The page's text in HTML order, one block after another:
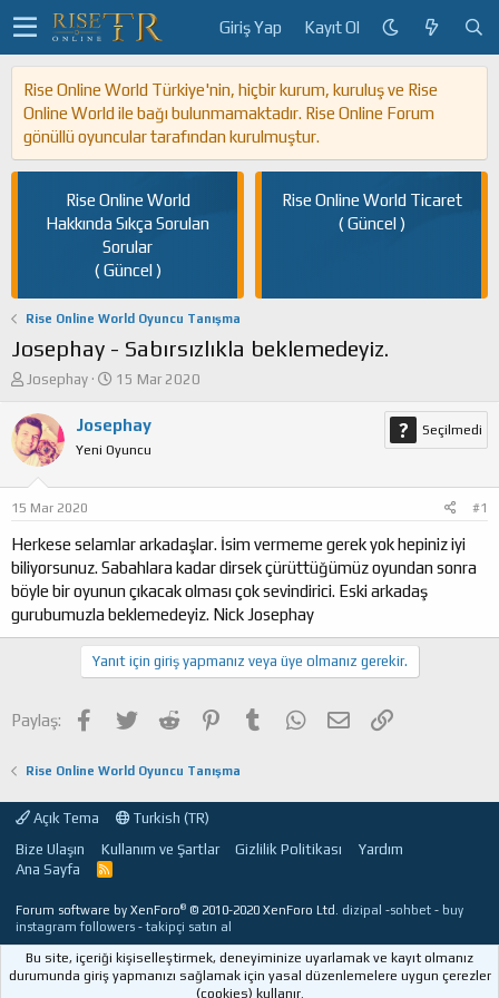
Giriş Yap Kayıt Ol
Rise Online World Türkiye'nin, hiçbir kurum, kuruluş ve Rise
Online World ile bağı bulunmamaktadır. Rise Online Forum
gönüllü oyuncular tarafından kurulmuştur.
Rise Online World
Hakkında Sıkça Sorulan
Sorular
( Güncel )
Rise Online World Ticaret
( Güncel )
Rise Online World Oyuncu Tanışma
Josephay - Sabırsızlıkla beklemedeyiz.
K
n
u
y
ş
l
a
t
a
n
Josephay
B
ş
l
a
ç
t
a
r
i
h
i
15 Mar 2020
Josephay
Yeni Oyuncu
Seçilmedi
15 Mar 2020 #1
Herkese selamlar arkadaşlar. İsim vermeme gerek yok hepiniz iyi
biliyorsunuz. Sabahlara kadar dirsek çürüttüğümüz oyundan sonra
böyle bir oyunun çıkacak olması çok sevindirici. Eski arkadaş
gurubumuzla beklemedeyiz. Nick Josephay
Yanıt için giriş yapmanız veya üye olmanız gerekir.
Paylaş: Facebook
TwitterReddit PinterestTumblrWhatsApp
E-postaLink
Rise Online World Oyuncu Tanışma
Açık Tema
Turkish (TR)
Bize Ulaşın
Kullanım ve Şartlar Gizlilik Politikası
Yardım
Ana Sayfa
R
Forum software by XenForo® © 2010-2020 XenForo Ltd. dizipal -sohbet - buy
instagram followers -takipçi satın al
Bu site, içeriği kişiselleştirmek, deneyiminize uyarlamak ve kayıt olmanız
durumunda giriş yapmanızı sağlamak için yasal düzenlemelere uygun çerezler
(cookies) kullanır.